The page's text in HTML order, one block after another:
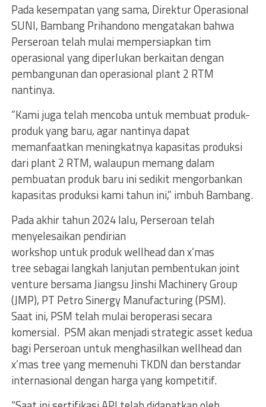
Pada kesempatan yang sama, Direktur Operasional
SUNI, Bambang Prihandono mengatakan bahwa
Perseroan telah mulai mempersiapkan tim
operasional yang diperlukan berkaitan dengan
pembangunan dan operasional plant 2 RTM
nantinya.
”Kami juga telah mencoba untuk membuat produk-
produk yang baru, agar nantinya dapat
memanfaatkan meningkatnya kapasitas produksi
dari plant 2 RTM, walaupun memang dalam
pembuatan produk baru ini sedikit mengorbankan
kapasitas produksi kami tahun ini,” imbuh Bambang.
Pada akhir tahun 2024 lalu, Perseroan telah
menyelesaikan pendirian
workshop untuk produk wellhead dan x’mas
tree sebagai langkah lanjutan pembentukan joint
venture bersama Jiangsu Jinshi Machinery Group
(JMP), PT Petro Sinergy Manufacturing (PSM).
Saat ini, PSM telah mulai beroperasi secara
komersial. PSM akan menjadi strategic asset kedua
bagi Perseroan untuk menghasilkan wellhead dan
x’mas tree yang memenuhi TKDN dan berstandar
internasional dengan harga yang kompetitif.